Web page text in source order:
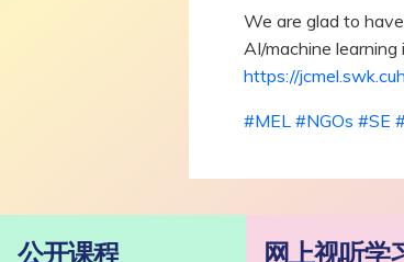
We are glad to
AI/machine
https://
#MEL #NGOs #SE
公开课程
网上视听学